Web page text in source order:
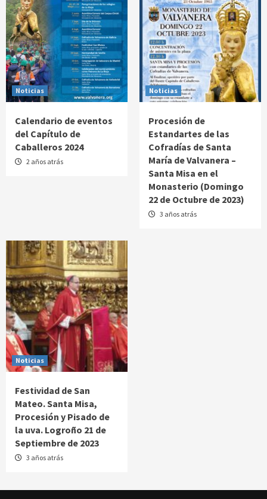
Noticias
Calendario de eventos
del Capítulo de
Caballeros 2024
2 años atrás
Noticias
Procesión de
Estandartes de las
Cofradías de Santa
María de Valvanera –
Santa Misa en el
Monasterio (Domingo
22 de Octubre de 2023)
3 años atrás
Noticias
Festividad de San
Mateo. Santa Misa,
Procesión y Pisado de
la uva. Logroño 21 de
Septiembre de 2023
3 años atrás